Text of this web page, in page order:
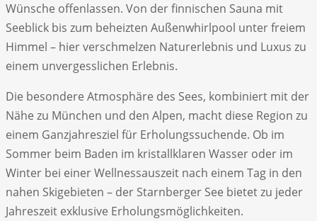
Wünsche offenlassen. Von der finnischen Sauna mit
Seeblick bis zum beheizten Außenwhirlpool unter freiem
Himmel – hier verschmelzen Naturerlebnis und Luxus zu
einem unvergesslichen Erlebnis.
Die besondere Atmosphäre des Sees, kombiniert mit der
Nähe zu München und den Alpen, macht diese Region zu
einem Ganzjahresziel für Erholungssuchende. Ob im
Sommer beim Baden im kristallklaren Wasser oder im
Winter bei einer Wellnessauszeit nach einem Tag in den
nahen Skigebieten – der Starnberger See bietet zu jeder
Jahreszeit exklusive Erholungsmöglichkeiten.